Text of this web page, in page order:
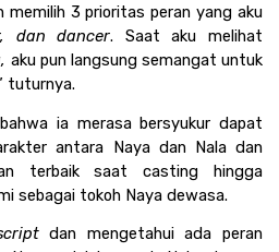
memilih 3 prioritas peran yang aku
dan dancer. Saat aku melihat
aku pun langsung semangat untuk
tuturnya.
ia merasa bersyukur dapat
antara Naya dan Nala dan
terbaik saat casting hingga
sebagai tokoh Naya dewasa.
dan mengetahui ada peran